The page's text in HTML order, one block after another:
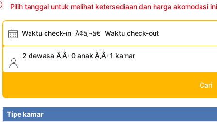
Pilih tanggal untuk melihat ketersediaan dan harga akomodasi ini
Waktu check-in Ã¢â‚¬â€ Waktu check-out
2 dewasa Ã‚Â· 0 anak Ã‚Â· 1 kamar
Cari
Tipe kamar